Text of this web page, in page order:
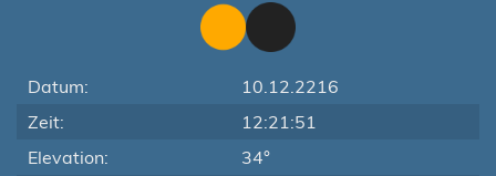
Datum:
10.12.2216
Zeit:
12:21:51
Elevation:
34°